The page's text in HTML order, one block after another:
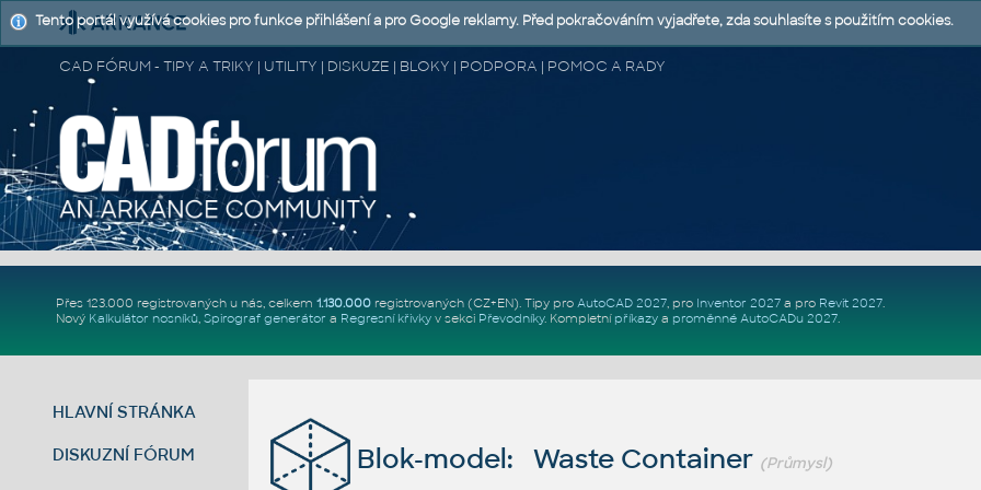
CAD FÓRUM - TIPY A TRIKY | UTILITY | DISKUZE | BLOKY | PODPORA | POMOC A RADY
Přes 123.000 registrovaných u nás, celkem 1.130.000registrovaných (CZ+EN). Tipy pro AutoCAD 2027, pro Inventor 2027a pro Revit 2027.
Nový Kalkulátor nosníků, Spirograf generátor a Regresní křivkyv sekci Převodníky. Kompletní příkazya proměnné AutoCADu 2027.
HLAVNÍ STRÁNKA
DISKUZNÍ FÓRUM Blok-model: Waste Container (Průmysl)
Tento portál využívá cookies pro funkce přihlášení a pro Google reklamy. Před pokračováním vyjadřete, zda souhlasíte s použitím cookies.